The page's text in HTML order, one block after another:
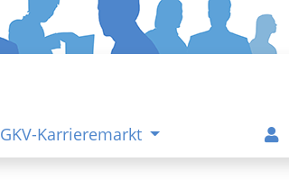
GKV-Karrieremarkt